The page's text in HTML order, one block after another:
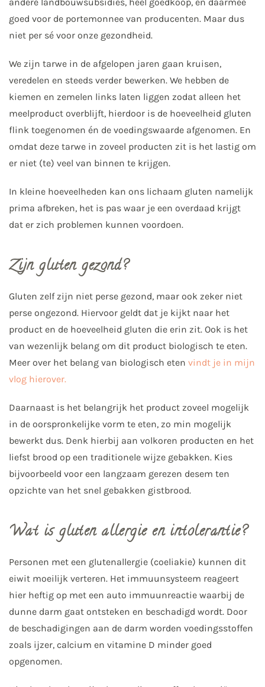
goed voor de portemonnee van producenten. Maar dus
niet per sé voor onze gezondheid.
We zijn tarwe in de afgelopen jaren gaan kruisen,
veredelen en steeds verder bewerken. We hebben de
kiemen en zemelen links laten liggen zodat alleen het
meelproduct overblijft, hierdoor is de hoeveelheid gluten
flink toegenomen én de voedingswaarde afgenomen. En
omdat deze tarwe in zoveel producten zit is het lastig om
er niet (te) veel van binnen te krijgen.
In kleine hoeveelheden kan ons lichaam gluten namelijk
prima afbreken, het is pas waar je een overdaad krijgt
dat er zich problemen kunnen voordoen.
Zijn gluten gezond?
Gluten zelf zijn niet perse gezond, maar ook zeker niet
perse ongezond. Hiervoor geldt dat je kijkt naar het
product en de hoeveelheid gluten die erin zit. Ook is het
van wezenlijk belang om dit product biologisch te eten.
Meer over het belang van biologisch eten vindt je in mijn
vlog hierover.
Daarnaast is het belangrijk het product zoveel mogelijk
in de oorspronkelijke vorm te eten, zo min mogelijk
bewerkt dus. Denk hierbij aan volkoren producten en het
liefst brood op een traditionele wijze gebakken. Kies
bijvoorbeeld voor een langzaam gerezen desem ten
opzichte van het snel gebakken gistbrood.
Wat is gluten allergie en intolerantie?
Personen met een glutenallergie (coeliakie) kunnen dit
eiwit moeilijk verteren. Het immuunsysteem reageert
hier heftig op met een auto immuunreactie waarbij de
dunne darm gaat ontsteken en beschadigd wordt. Door
de beschadigingen aan de darm worden voedingsstoffen
zoals ijzer, calcium en vitamine D minder goed
opgenomen.